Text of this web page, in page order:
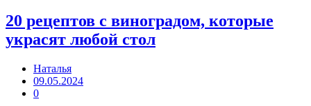
20 рецептов с виноградом, которые
украсят любой стол
Наталья
09.05.2024
0